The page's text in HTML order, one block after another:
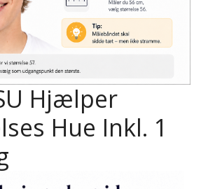
Hjælper
Hue Inkl. 1